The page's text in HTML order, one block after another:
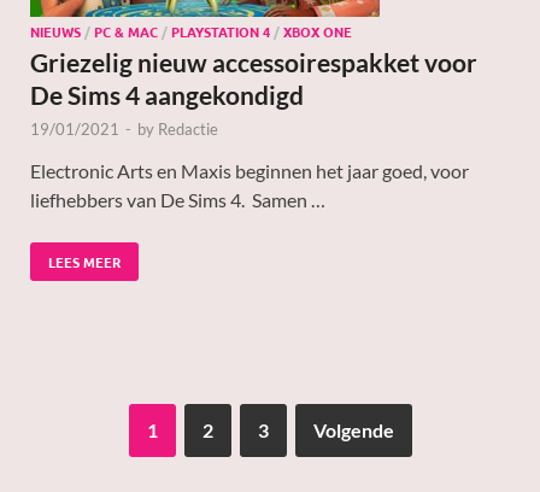
NIEUWS /PC & MAC /PLAYSTATION 4 /XBOX ONE
Griezelig nieuw accessoirespakket voor
De Sims 4 aangekondigd
19/01/2021 - by Redactie
Electronic Arts en Maxis beginnen het jaar goed, voor
liefhebbers van De Sims 4. Samen …
LEES MEER
1 2 3 Volgende